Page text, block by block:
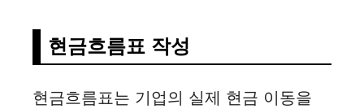
현금흐름표 작성
현금흐름표는 기업의 실제 현금 이동을